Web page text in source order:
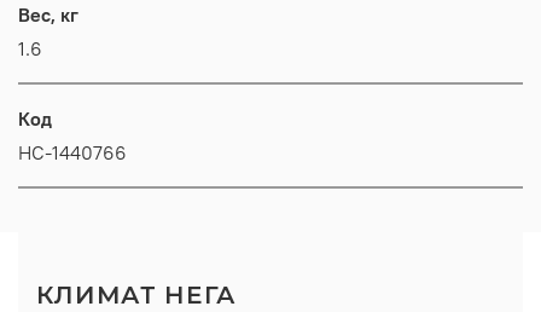
Вес, кг
1.6
Код
НС-1440766
КЛИМАТ НЕГА